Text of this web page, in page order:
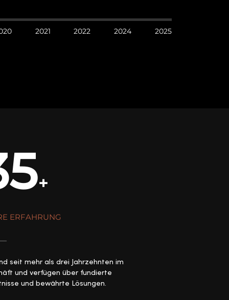
2021 2022 2024 2025
+
ERFAHRUNG
seit mehr als drei Jahrzehnten im
und verfügen über fundierte
und bewährte Lösungen.